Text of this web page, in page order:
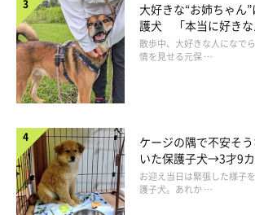
両親の犬のうち、どちらか片方の見た目にそ
れることがあります。
これは、見た目の特徴は両親それぞれから遺伝
度は生まれてきた犬によって変わるから。
響の強いもの、弱いものがいろいろあります
よって、母犬寄り・父犬寄りといった形の違
す。
両親のどちらにも似ているような子犬が生まれ
大好きな“お姉ちゃん
護犬 「本当に好きな
表情にほっこり
散歩中、大好きな人になで
情を見せる元保 …
ケージの隅で不安そ
いた保護子犬→3才9
服し頼もしいコに成長
お迎え当日は緊張した様子
護子犬。あれか …